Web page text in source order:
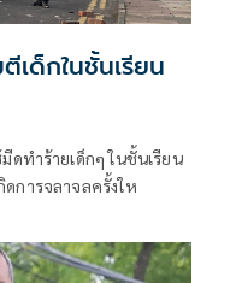
เด็กในชั้นเรียน
ดทำร้ายเด็กๆ ในชั้นเรียน
การจลาจลครั้งให